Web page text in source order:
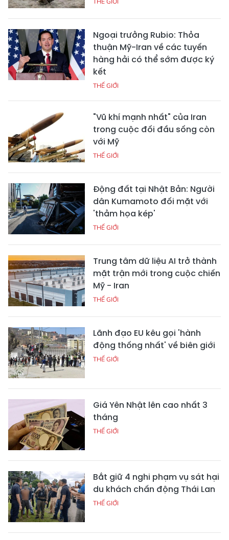
Ngoại trưởng Rubio: Thỏa
thuận Mỹ-Iran về các tuyến
hàng hải có thể sớm được ký
kết
THẾ GIỚI
"Vũ khí mạnh nhất" của Iran
trong cuộc đối đầu sống còn
với Mỹ
THẾ GIỚI
Động đất tại Nhật Bản: Người
dân Kumamoto đối mặt với
'thảm họa kép'
THẾ GIỚI
Trung tâm dữ liệu AI trở thành
mặt trận mới trong cuộc chiến
Mỹ - Iran
THẾ GIỚI
Lãnh đạo EU kêu gọi 'hành
động thống nhất' về biên giới
THẾ GIỚI
Giá Yên Nhật lên cao nhất 3
tháng
THẾ GIỚI
Bắt giữ 4 nghi phạm vụ sát hại
du khách chấn động Thái Lan
THẾ GIỚI